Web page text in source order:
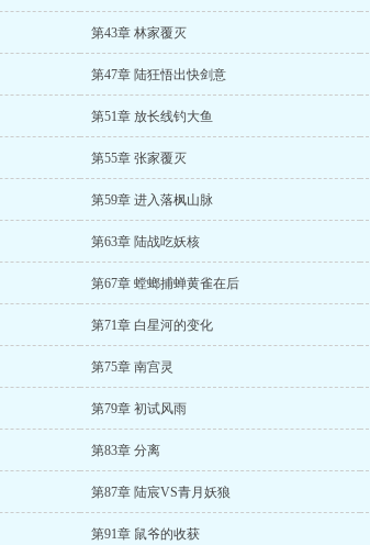
第43章 林家覆灭
第47章 陆狂悟出快剑意
第51章 放长线钓大鱼
第55章 张家覆灭
第59章 进入落枫山脉
第63章 陆战吃妖核
第67章 螳螂捕蝉黄雀在后
第71章 白星河的变化
第75章 南宫灵
第79章 初试风雨
第83章 分离
第87章 陆宸VS青月妖狼
第91章 鼠爷的收获